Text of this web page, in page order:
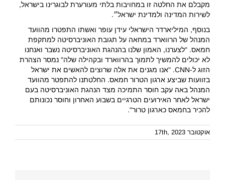
מקבלם את החלטה זו במחויבות בלתי מעורערת לבוגרינו בישראל,
לשירות המדינה ולמדינת ישראל״.
בנוסף, המיליארדר הישראלי עידן עופר ואשתו התפטרו מהוועד
המנהל של הרווארד במחאה על תגובת האוניברסיטה למתקפת
חמאס. "לצערנו, האמון שלנו בהנהגת האוניברסיטה נשבר ואנחנו
לא יכולים להמשיך לתמוך בהרווארד ובקהילה שלה" נמסר הצהרת
הזוג ל-CNN. "אנו מגנים את אלה שרוצים להאשים את ישראל
בזוועות שביצע ארגון הטרור חמאס. החלטתנו להתפטר מהוועד
המנהל באה עקב חוסר התמיכה מצד הנהגת האוניברסיטה בעם
ישראל לאחר האירועים הטרגיים בשבוע האחרון וחוסר נכונותם
להכיר בחמאס כארגון טרור".
אוקטובר 17th, 2023